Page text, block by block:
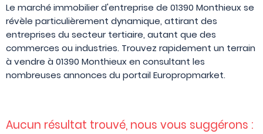
Le marché immobilier d'entreprise de 01390 Monthieux se
révèle particulièrement dynamique, attirant des
entreprises du secteur tertiaire, autant que des
commerces ou industries. Trouvez rapidement un terrain
à vendre à 01390 Monthieux en consultant les
nombreuses annonces du portail Europropmarket.
Aucun résultat trouvé, nous vous suggérons :